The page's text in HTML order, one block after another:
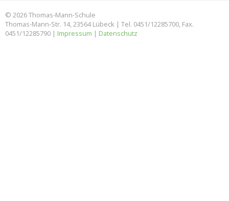
© 2026 Thomas-Mann-Schule
Thomas-Mann-Str. 14, 23564 Lübeck | Tel. 0451/12285700, Fax.
0451/12285790 | Impressum | Datenschutz